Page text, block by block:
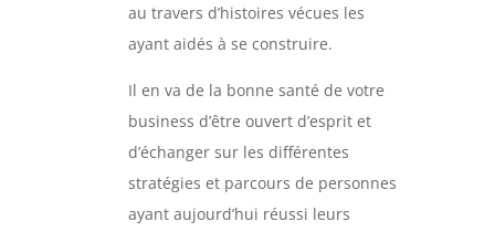
au travers d’histoires vécues les
ayant aidés à se construire.
Il en va de la bonne santé de votre
business d’être ouvert d’esprit et
d’échanger sur les différentes
stratégies et parcours de personnes
ayant aujourd’hui réussi leurs